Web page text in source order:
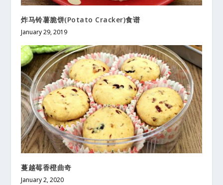
炸马铃薯脆饼(Potato Cracker)食谱
January 29, 2019
蔓越莓香橙曲奇
January 2, 2020